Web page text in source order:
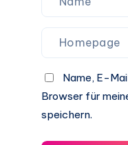
Name, E-
Browser für
speichern.